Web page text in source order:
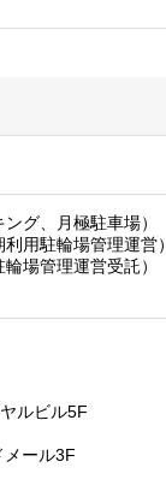
グ、月極駐車場）
用駐輪場管理運営）
場管理運営受託）
ルビル5F
ール3F